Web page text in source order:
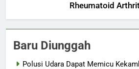
Rheumatoid
Baru Diunggah
Polusi Udara Dapat Memicu